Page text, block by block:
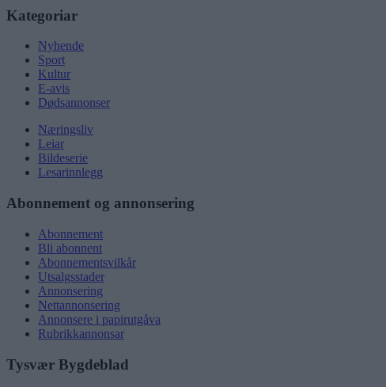
Kategoriar
Nyhende
Sport
Kultur
E-avis
Dødsannonser
Næringsliv
Leiar
Bildeserie
Lesarinnlegg
Abonnement og annonsering
Abonnement
Bli abonnent
Abonnementsvilkår
Utsalgsstader
Annonsering
Nettannonsering
Annonsere i papirutgåva
Rubrikkannonsar
Tysvær Bygdeblad